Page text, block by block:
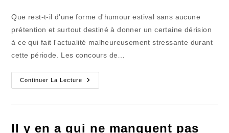
publication :
Que rest-t-il d'une forme d'humour estival sans aucune
prétention et surtout destiné à donner un certaine dérision
à ce qui fait l'actualité malheureusement stressante durant
cette période. Les concours de…
Continuer La Lecture
HISTOIRES
D’ÉTÉ
Du
Slip
Il y en a qui ne manquent pas